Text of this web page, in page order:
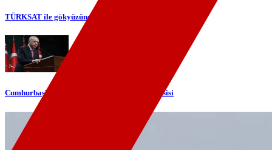
TÜRKSAT ile gökyüzünde yerli internet dönemi başlıyor
Cumhurbaşkanı Erdoğan'dan telefon diplomasisi